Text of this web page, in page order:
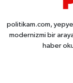
politikam.com,
modernizmi bir
haber